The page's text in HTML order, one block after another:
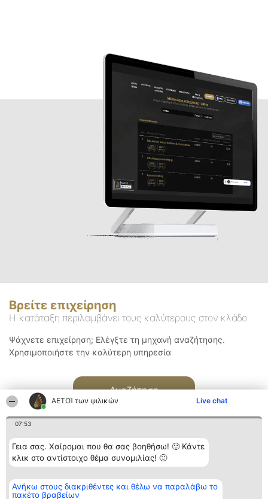
ΑΕΤΟΊ των ψιλικών Live chat
07:53
Γεια σας. Χαίρομαι που θα σας βοηθήσω! 🙂 Κάντε
κλικ στο αντίστοιχο θέμα συνομιλίας! 🙂
Ανήκω στους διακριθέντες και θέλω να παραλάβω το
πακέτο βραβείων
Βρείτε επιχείρηση
Η κατάταξη περιλαμβάνει τους καλύτερους στον κλάδο
Ψάχνετε επιχείρηση; Ελέγξτε τη μηχανή αναζήτησης.
Χρησιμοποιήστε την καλύτερη υπηρεσία
Αναζήτηση
Διοργανωτής της
κατάταξης
BEAUTIFUL COMPANY
Κατάταξη
Διακριθέντες
Επικοινωνία
Επικοινωνία